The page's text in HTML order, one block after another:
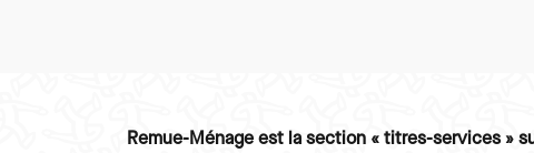
Paragraphes
Texte
Remue-Ménage est la section « titres-services »